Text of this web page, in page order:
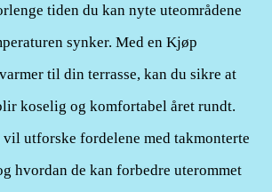
tiden du kan nyte uteområdene
synker. Med en Kjøp
til din terrasse, kan du sikre at
koselig og komfortabel året rundt.
utforske fordelene med takmonterte
hvordan de kan forbedre uterommet